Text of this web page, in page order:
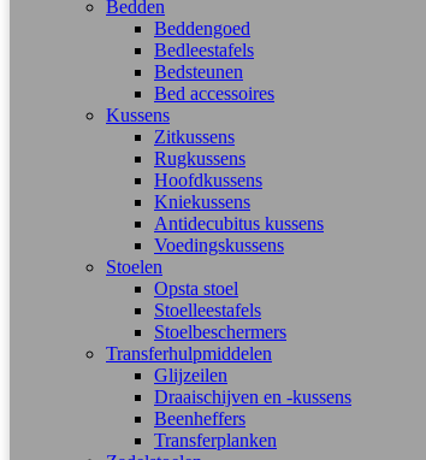
Bedden
Beddengoed
Bedleestafels
Bedsteunen
Bed accessoires
Kussens
Zitkussens
Rugkussens
Hoofdkussens
Kniekussens
Antidecubitus kussens
Voedingskussens
Stoelen
Opsta stoel
Stoelleestafels
Stoelbeschermers
Transferhulpmiddelen
Glijzeilen
Draaischijven en -kussens
Beenheffers
Transferplanken